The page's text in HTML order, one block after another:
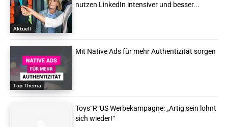
Aktuell
nutzen LinkedIn intensiver und besser...
Top Thema
Mit Native Ads für mehr Authentizität sorgen
Toys“R“US Werbekampagne: „Artig sein lohnt
sich wieder!“